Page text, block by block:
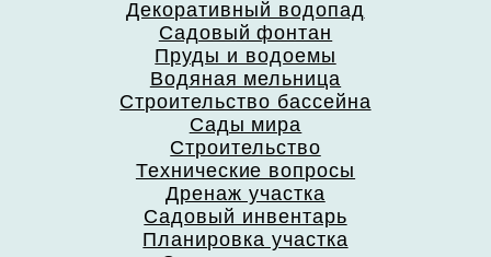
Декоративный водопад
Садовый фонтан
Пруды и водоемы
Водяная мельница
Строительство бассейна
Сады мира
Строительство
Технические вопросы
Дренаж участка
Садовый инвентарь
Планировка участка